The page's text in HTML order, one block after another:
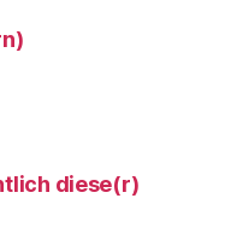
diese(r)